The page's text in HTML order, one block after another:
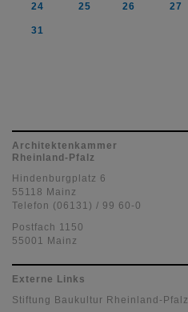
24 25 26 27
31
Architektenkammer
Rheinland-Pfalz
Hindenburgplatz 6
55118 Mainz
Telefon (06131) / 99 60-0
Postfach 1150
55001 Mainz
Externe Links
Stiftung Baukultur Rheinland-Pfalz